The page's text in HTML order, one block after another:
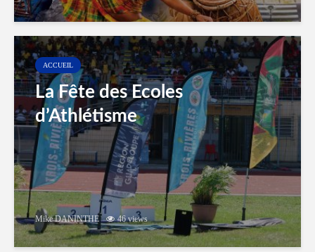
ACCUEIL
La Fête des Ecoles
d’Athlétisme
Mike DANINTHE 46 views